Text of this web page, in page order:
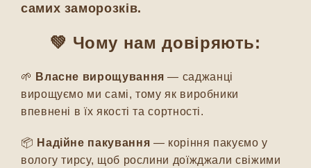
самих заморозків.
💚 Чому нам довіряють:
🌱 Власне вирощування — саджанці
вирощуємо ми самі, тому як виробники
впевнені в їх якості та сортності.
📦 Надійне пакування — коріння пакуємо у
вологу тирсу, щоб рослини доїжджали свіжими